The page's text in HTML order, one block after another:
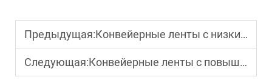
Предыдущая:Конвейерные ленты с низким удлинением: стабильность и точность при транспортировке материалов
Следующая:Конвейерные ленты с повышенной стойкостью к истиранию: повышение износостойкости для долгосрочной эксплуатации